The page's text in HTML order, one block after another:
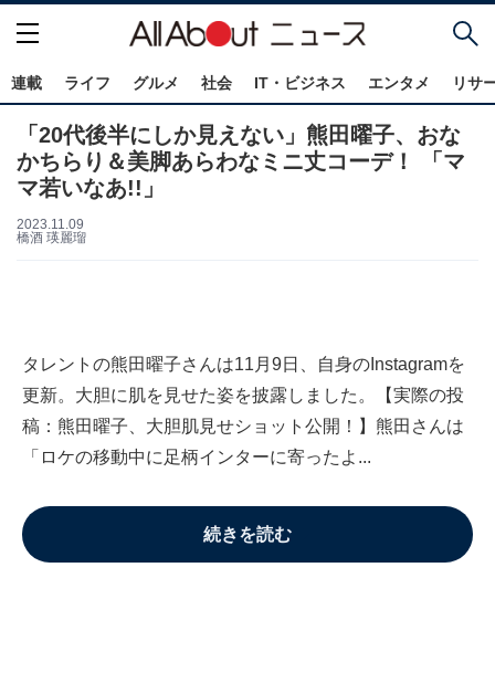
連載 ライフ グルメ 社会 IT・ビジネス エンタメ リサ
「20代後半にしか見えない」熊田曜子、おな
かちらり＆美脚あらわなミニ丈コーデ！ 「マ
マ若いなあ!!」
2023.11.09
橋酒 瑛麗瑠
タレントの熊田曜子さんは11月9日、自身のInstagramを
更新。大胆に肌を見せた姿を披露しました。【実際の投
稿：熊田曜子、大胆肌見せショット公開！】熊田さんは
「ロケの移動中に足柄インターに寄ったよ...
続きを読む